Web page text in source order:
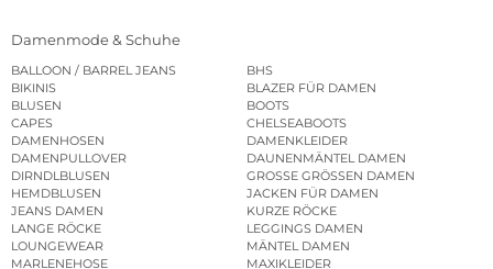
Damenmode & Schuhe
BALLOON / BARREL JEANS
BHS
BIKINIS
BLAZER FÜR DAMEN
BLUSEN
BOOTS
CAPES
CHELSEABOOTS
DAMENHOSEN
DAMENKLEIDER
DAMENPULLOVER
DAUNENMÄNTEL DAMEN
DIRNDLBLUSEN
GROSSE GRÖSSEN DAMEN
HEMDBLUSEN
JACKEN FÜR DAMEN
JEANS DAMEN
KURZE RÖCKE
LANGE RÖCKE
LEGGINGS DAMEN
LOUNGEWEAR
MÄNTEL DAMEN
MARLENEHOSE
MAXIKLEIDER